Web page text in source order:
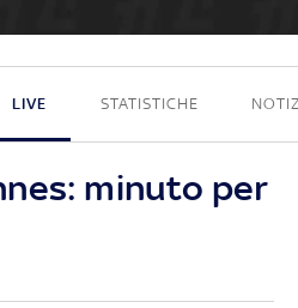
- 1
LIVE STATISTICHE
minuto per